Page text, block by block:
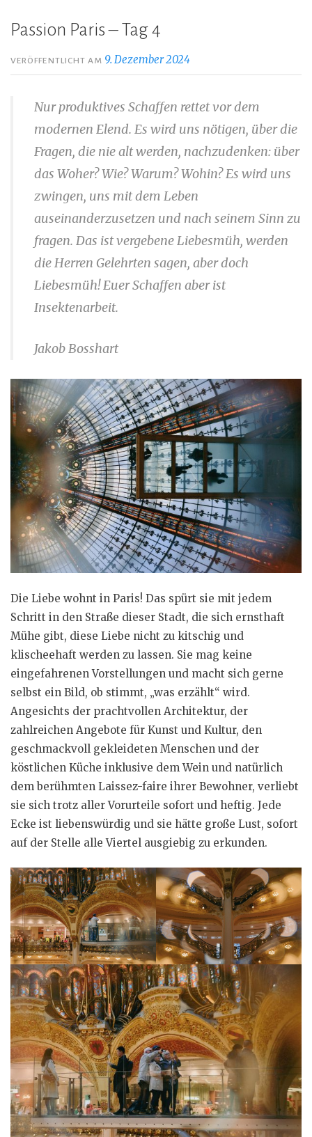
Passion Paris – Tag 4
VERÖFFENTLICHT AM 9. Dezember 2024
Nur produktives Schaffen rettet vor dem
modernen Elend. Es wird uns nötigen, über die
Fragen, die nie alt werden, nachzudenken: über
das Woher? Wie? Warum? Wohin? Es wird uns
zwingen, uns mit dem Leben
auseinanderzusetzen und nach seinem Sinn zu
fragen. Das ist vergebene Liebesmüh, werden
die Herren Gelehrten sagen, aber doch
Liebesmüh! Euer Schaffen aber ist
Insektenarbeit.
Jakob Bosshart
Die Liebe wohnt in Paris! Das spürt sie mit jedem
Schritt in den Straße dieser Stadt, die sich ernsthaft
Mühe gibt, diese Liebe nicht zu kitschig und
klischeehaft werden zu lassen. Sie mag keine
eingefahrenen Vorstellungen und macht sich gerne
selbst ein Bild, ob stimmt, „was erzählt“ wird.
Angesichts der prachtvollen Architektur, der
zahlreichen Angebote für Kunst und Kultur, den
geschmackvoll gekleideten Menschen und der
köstlichen Küche inklusive dem Wein und natürlich
dem berühmten Laissez-faire ihrer Bewohner, verliebt
sie sich trotz aller Vorurteile sofort und heftig. Jede
Ecke ist liebenswürdig und sie hätte große Lust, sofort
auf der Stelle alle Viertel ausgiebig zu erkunden.